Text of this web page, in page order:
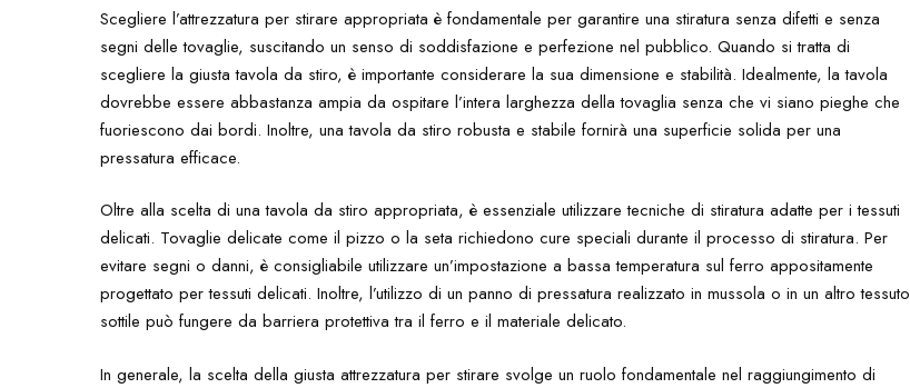
Scegliere l’attrezzatura per stirare appropriata è fondamentale per garantire una stiratura senza difetti e senza
segni delle tovaglie, suscitando un senso di soddisfazione e perfezione nel pubblico. Quando si tratta di
scegliere la giusta tavola da stiro, è importante considerare la sua dimensione e stabilità. Idealmente, la tavola
dovrebbe essere abbastanza ampia da ospitare l’intera larghezza della tovaglia senza che vi siano pieghe che
fuoriescono dai bordi. Inoltre, una tavola da stiro robusta e stabile fornirà una superficie solida per una
pressatura efficace.
Oltre alla scelta di una tavola da stiro appropriata, è essenziale utilizzare tecniche di stiratura adatte per i tessuti
delicati. Tovaglie delicate come il pizzo o la seta richiedono cure speciali durante il processo di stiratura. Per
evitare segni o danni, è consigliabile utilizzare un’impostazione a bassa temperatura sul ferro appositamente
progettato per tessuti delicati. Inoltre, l’utilizzo di un panno di pressatura realizzato in mussola o in un altro tessuto
sottile può fungere da barriera protettiva tra il ferro e il materiale delicato.
In generale, la scelta della giusta attrezzatura per stirare svolge un ruolo fondamentale nel raggiungimento di